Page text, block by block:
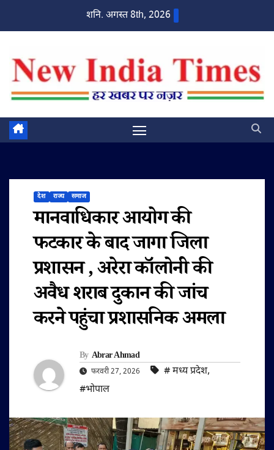
शनि. अगस्त 8th, 2026
देश राज्य समाज
मानवाधिकार आयोग की
फटकार के बाद जागा जिला
प्रशासन , अरेरा कॉलोनी की
अवैध शराब दुकान की जांच
करने पहुंचा प्रशासनिक अमला
By Abrar Ahmad
फरवरी 27, 2026 #‌ मध्य प्रदेश,
#भोपाल